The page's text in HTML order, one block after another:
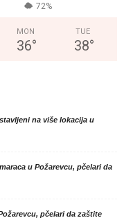
72%
MON
36°
TUE
38°
na više lokacija u
u Požarevcu, pčelari da
pčelari da zaštite